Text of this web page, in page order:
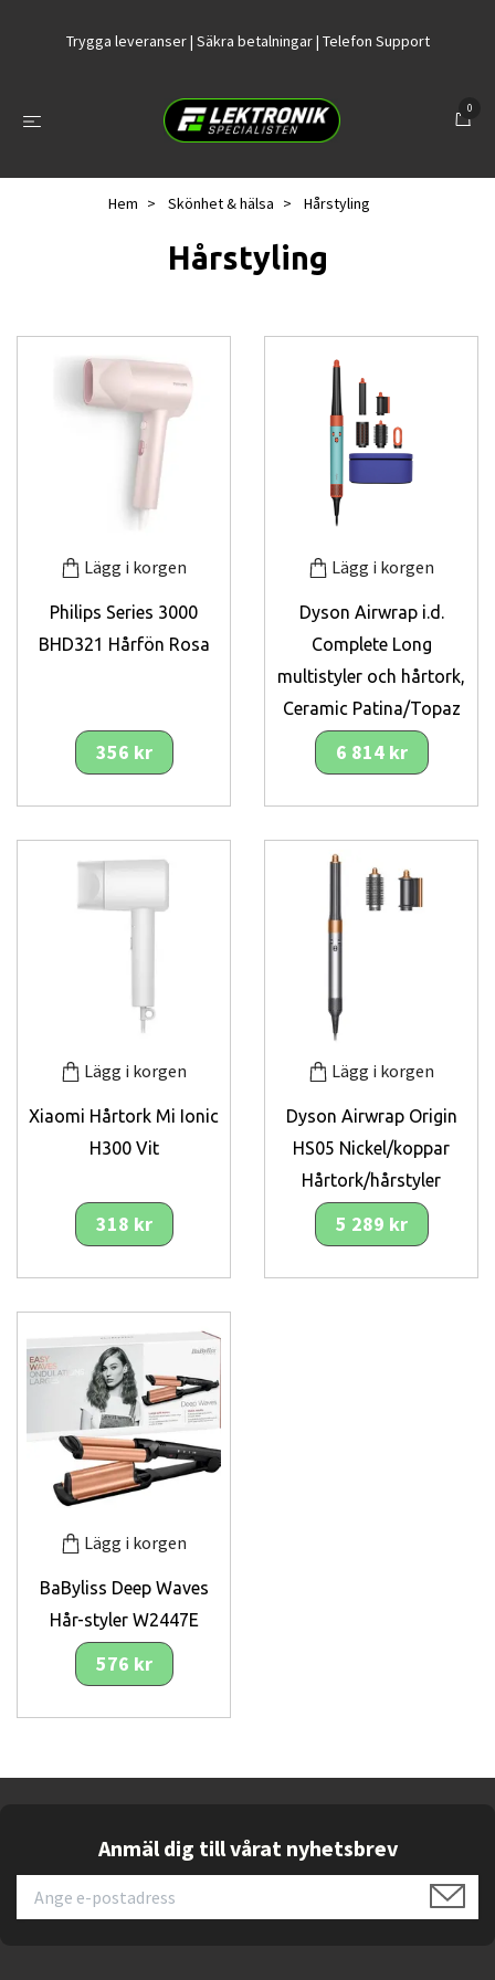
Trygga leveranser | Säkra betalningar | Telefon Support
0
Hem Skönhet & hälsa Hårstyling
Hårstyling
Lägg i korgen
Philips Series 3000
BHD321 Hårfön Rosa
356 kr
Lägg i korgen
Dyson Airwrap i.d.
Complete Long
multistyler och hårtork,
Ceramic Patina/Topaz
6 814 kr
Lägg i korgen
Xiaomi Hårtork Mi Ionic
H300 Vit
318 kr
Lägg i korgen
Dyson Airwrap Origin
HS05 Nickel/koppar
Hårtork/hårstyler
5 289 kr
Lägg i korgen
BaByliss Deep Waves
Hår-styler W2447E
576 kr
Anmäl dig till vårat nyhetsbrev